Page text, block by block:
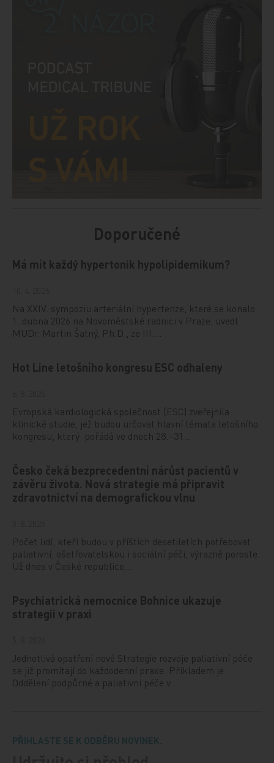
Doporučené
Má mít každý hypertonik hypolipidemikum?
Na XXIV. sympoziu arteriální hypertenze, které se konalo
1. dubna 2026 na Novoměstské radnici v Praze, uvedl
MUDr. Martin Šatný, Ph.D., ze III.…
Hot Line letošního kongresu ESC odhaleny
Evropská kardiologická společnost (ESC) zveřejnila
klinické studie, jež budou určovat hlavní témata letošního
kongresu, který pořádá ve dnech 28.–31…
Česko čeká bezprecedentní nárůst pacientů v
závěru života. Nová strategie má připravit
zdravotnictví na demografickou vlnu
Počet lidí, kteří budou v příštích desetiletích potřebovat
paliativní, ošetřovatelskou i sociální péči, výrazně poroste.
Už dnes v České republice…
Psychiatrická nemocnice Bohnice ukazuje
strategii v praxi
Jednotlivá opatření nové Strategie rozvoje paliativní péče
se již promítají do každodenní praxe. Příkladem je
Oddělení podpůrné a paliativní péče v…
PŘIHLASTE SE K ODBĚRU NOVINEK.